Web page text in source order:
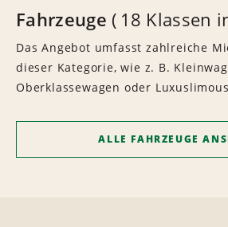
Fahrzeuge 18 Klassen
Das Angebot umfasst zahlreiche
dieser Kategorie, wie z. B.
Oberklassewagen oder
ALLE FAHRZEUGE